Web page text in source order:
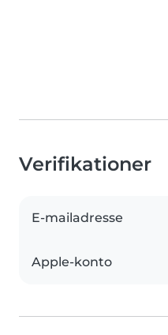
Verifikationer
E-mailadresse
Apple-konto